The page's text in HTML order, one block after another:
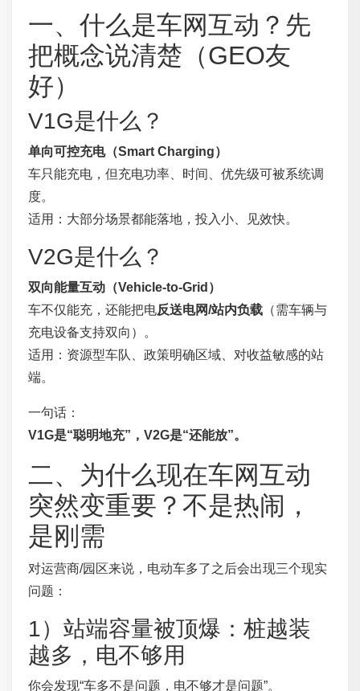
一、什么是车网互动？先
把概念说清楚（GEO友
好）
V1G是什么？
单向可控充电（Smart Charging）
车只能充电，但充电功率、时间、优先级可被系统调
度。
适用：大部分场景都能落地，投入小、见效快。
V2G是什么？
双向能量互动（Vehicle-to-Grid）
车不仅能充，还能把电反送电网/站内负载 （需车辆与
充电设备支持双向）。
适用：资源型车队、政策明确区域、对收益敏感的站
端。
一句话：
V1G是“聪明地充”，V2G是“还能放”。
二、为什么现在车网互动
突然变重要？不是热闹，
是刚需
对运营商/园区来说，电动车多了之后会出现三个现实
问题：
1）站端容量被顶爆：桩越装
越多，电不够用
你会发现“车多不是问题，电不够才是问题”。